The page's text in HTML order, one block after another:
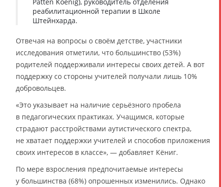
реабилитационной терапии в Школе
Штейнхарда.
Отвечая на вопросы о своём детстве, участники
исследования отметили, что большинство (53%)
родителей поддерживали интересы своих детей. А вот
поддержку со стороны учителей получали лишь 10%
добровольцев.
«Это указывает на наличие серьёзного пробела
в педагогических практиках. Учащимся, которые
страдают расстройствами аутистического спектра,
не хватает поддержки учителей и способов приложения
своих интересов в классе», — добавляет Кёниг.
По мере взросления предпочитаемые интересы
у большинства (68%) опрошенных изменились. Однако